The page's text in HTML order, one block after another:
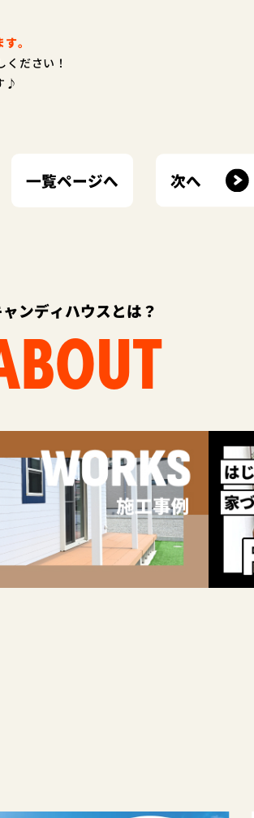
。
ださい！
♪
一覧ページへ 次へ
ンディハウスとは？